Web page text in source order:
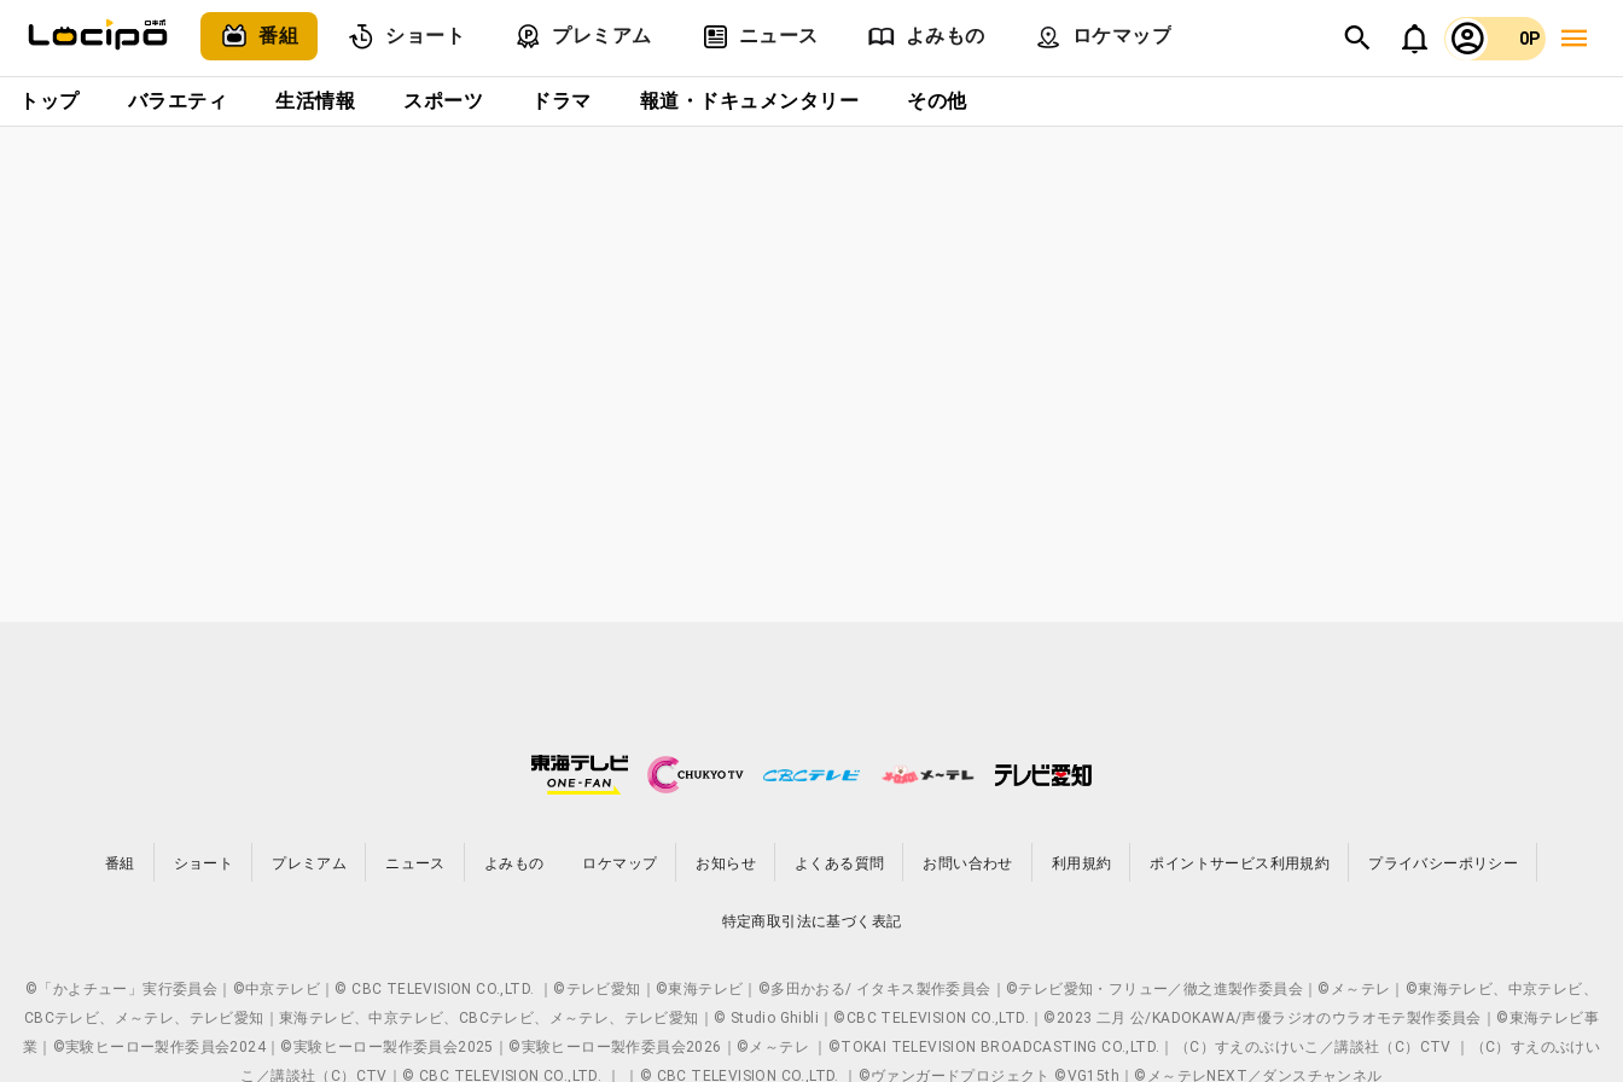
番組 ショート プレミアム ニュース よみもの ロケマップ 0P
トップ バラエティ 生活情報 スポーツ ドラマ 報道・ドキュメンタリー その他
番組 ショート プレミアム ニュース よみもの ロケマップ お知らせ よくある質問 お問い合わせ 利用規約 ポイントサービス利用規約 プライバシーポリシー
特定商取引法に基づく表記
©「かよチュー」実行委員会｜©中京テレビ｜© CBC TELEVISION CO.,LTD. ｜©テレビ愛知｜©東海テレビ｜©多田かおる/ イタキス製作委員会｜©テレビ愛知・フリュー／徹之進製作委員会｜©メ～テレ｜©東海テレビ、中京テレビ、
CBCテレビ、メ～テレ、テレビ愛知｜東海テレビ、中京テレビ、CBCテレビ、メ～テレ、テレビ愛知｜© Studio Ghibli｜©CBC TELEVISION CO.,LTD.｜©2023 二月 公/KADOKAWA/声優ラジオのウラオモテ製作委員会｜©東海テレビ事
業｜©実験ヒーロー製作委員会2024｜©実験ヒーロー製作委員会2025｜©実験ヒーロー製作委員会2026｜©メ～テレ ｜©TOKAI TELEVISION BROADCASTING CO.,LTD.｜（C）すえのぶけいこ／講談社（C）CTV ｜（C）すえのぶけい
こ／講談社（C）CTV｜© CBC TELEVISION CO.,LTD. ｜ ｜© CBC TELEVISION CO.,LTD. ｜©ヴァンガードプロジェクト ©VG15th｜©メ～テレNEXT／ダンスチャンネル